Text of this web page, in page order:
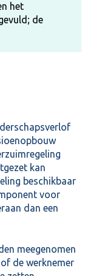
het
de
kan
beschikbaar
voor
dan een
meegenomen
de werknemer